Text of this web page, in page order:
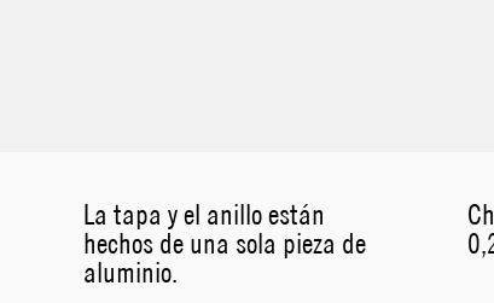
La tapa y el anillo están
hechos de una sola pieza de
aluminio.